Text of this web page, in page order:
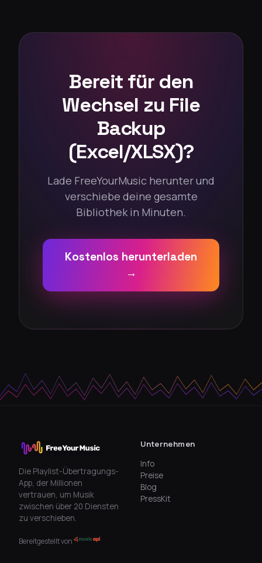
Bereit für den
Wechsel zu File
Backup
(Excel/XLSX)?
Lade FreeYourMusic herunter und
verschiebe deine gesamte
Bibliothek in Minuten.
Kostenlos herunterladen
→
Die Playlist-Übertragungs-
App, der Millionen
vertrauen, um Musik
zwischen über 20 Diensten
zu verschieben.
Bereitgestellt von
Unternehmen
Info
Preise
Blog
PressKit